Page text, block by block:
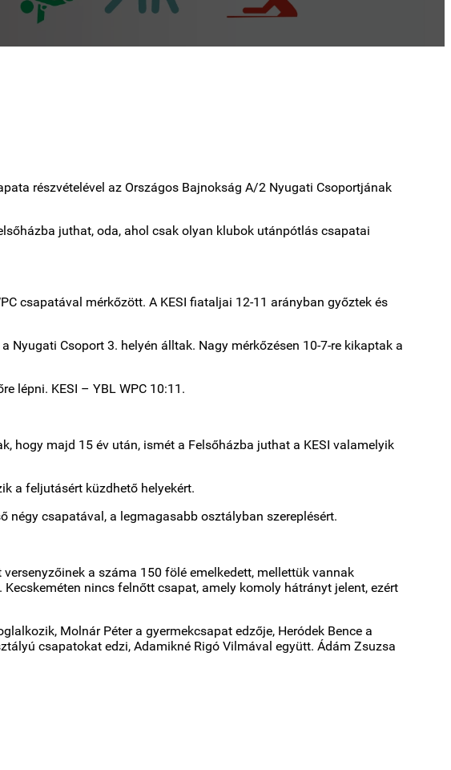
részvételével az Országos Bajnokság A/2 Nyugati Csoportjának
juthat, oda, ahol csak olyan klubok utánpótlás csapatai
csapatával mérkőzött. A KESI fiataljai 12-11 arányban győztek és
Csoport 3. helyén álltak. Nagy mérkőzésen 10-7-re kikaptak a
lépni. KESI – YBL WPC 10:11.
hogy majd 15 év után, ismét a Felsőházba juthat a KESI valamelyik
a feljutásért küzdhető helyekért.
négy csapatával, a legmagasabb osztályban szereplésért.
a száma 150 fölé emelkedett, mellettük vannak
nincs felnőtt csapat, amely komoly hátrányt jelent, ezért
Molnár Péter a gyermekcsapat edzője, Heródek Bence a
csapatokat edzi, Adamikné Rigó Vilmával együtt. Ádám Zsuzsa